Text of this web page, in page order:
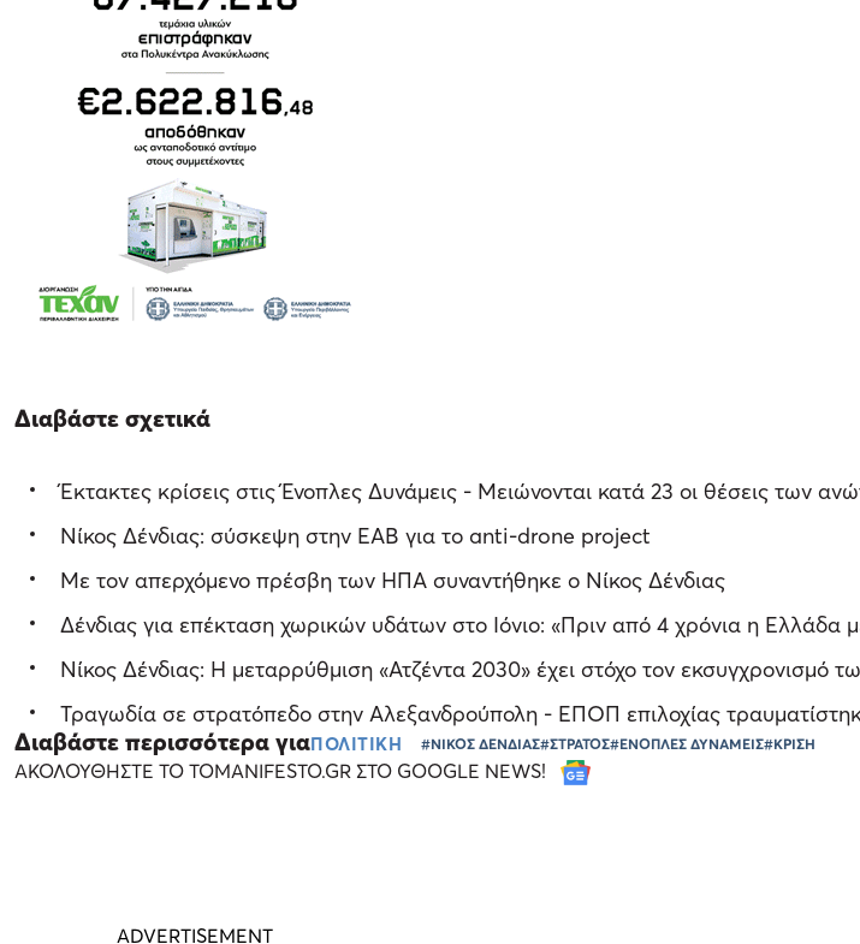
Διαβάστε σχετικά
Έκτακτες κρίσεις στις Ένοπλες Δυνάμεις - Μειώνονται κατά 23 οι θέσεις των
Νίκος Δένδιας: σύσκεψη στην ΕΑΒ για το anti-drone project
Με τον απερχόμενο πρέσβη των ΗΠΑ συναντήθηκε ο Νίκος Δένδιας
Δένδιας για επέκταση χωρικών υδάτων στο Ιόνιο: «Πριν από 4 χρόνια η Ελλάδα
Νίκος Δένδιας: Η μεταρρύθμιση «Ατζέντα 2030» έχει στόχο τον
Τραγωδία σε στρατόπεδο στην Αλεξανδρούπολη - ΕΠΟΠ επιλοχίας
Διαβάστε περισσότερα γιαΠΟΛΙΤΙΚΗ #ΝΙΚΟΣ ΔΕΝΔΙΑΣ#ΣΤΡΑΤΟΣ#ΕΝΟΠΛΕΣ ΔΥΝΑΜΕΙΣ#ΚΡΙΣΗ
ΑΚΟΛΟΥΘΗΣΤΕ ΤΟ TOMANIFESTO.GR ΣΤΟ GOOGLE NEWS!